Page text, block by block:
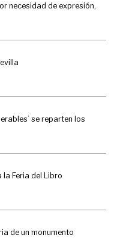
necesidad de expresión,
se reparten los
Feria del Libro
de un monumento